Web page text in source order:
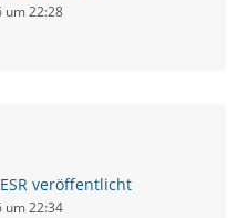
um 22:28
veröffentlicht
um 22:34